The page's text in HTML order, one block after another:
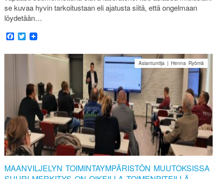
se kuvaa hyvin tarkoitustaan eli ajatusta siitä, että ongelmaan
löydetään…
Facebook
Twitter
MAANVILJELYN TOIMINTAYMPÄRISTÖN MUUTOKSISSA
Asiantuntija | Henna Ryömä